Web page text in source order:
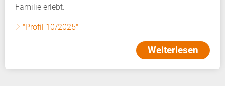
Familie erlebt.
"Profil 10/2025"
Weiterlesen